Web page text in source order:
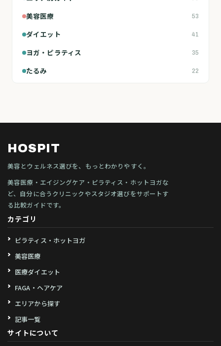
美容医療 53
ダイエット 41
ヨガ・ピラティス 35
たるみ 22
HOSPIT
美容とウェルネス選びを、もっとわかりやすく。
美容医療・エイジングケア・ピラティス・ホットヨガな
ど、自分に合うクリニックやスタジオ選びをサポートす
る比較ガイドです。
カテゴリ
ピラティス・ホットヨガ
美容医療
医療ダイエット
FAGA・ヘアケア
エリアから探す
記事一覧
サイトについて